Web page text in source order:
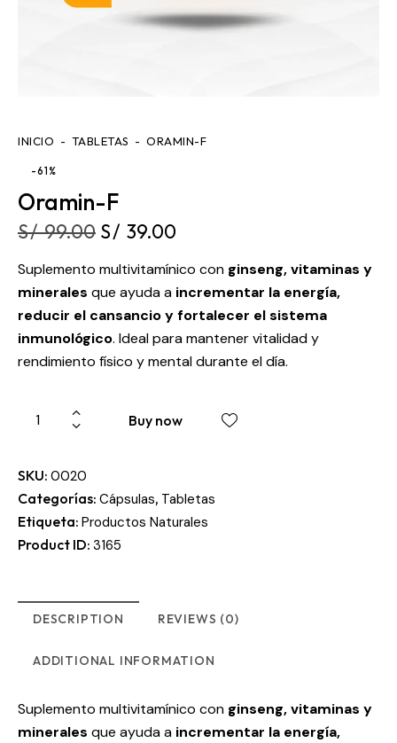
INICIO TABLETAS ORAMIN-F
-61%
Oramin-F
S/99.00 S/ 39.00
Suplemento multivitamínico con ginseng, vitaminas y
minerales que ayuda a incrementar la energía,
reducir el cansancio y fortalecer el sistema
inmunológico. Ideal para mantener vitalidad y
rendimiento físico y mental durante el día.
Buy now
SKU: 0020
Categorías: Cápsulas, Tabletas
Etiqueta: Productos Naturales
Product ID: 3165
DESCRIPTION REVIEWS (0)
ADDITIONAL INFORMATION
Suplemento multivitamínico con ginseng, vitaminas y
minerales que ayuda a incrementar la energía,